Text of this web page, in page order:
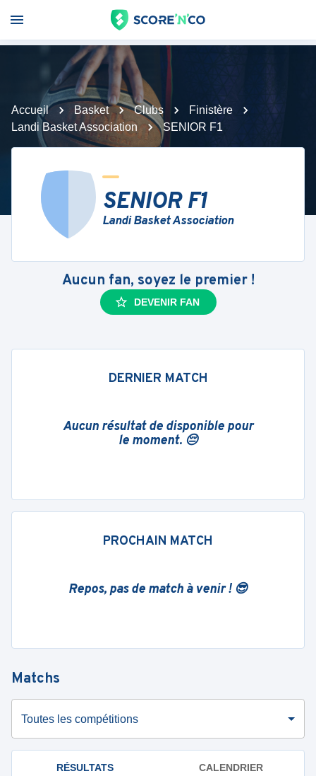
Accueil Basket Clubs
Finistère
Landi Basket Association
SENIOR F1
SENIOR F1
Landi Basket Association
Aucun fan, soyez le premier !
DEVENIR FAN
DERNIER MATCH
Aucun résultat de disponible pour
le moment. 😔
PROCHAIN MATCH
Repos, pas de match à venir ! 😎
Matchs
Toutes les compétitions
RÉSULTATS CALENDRIER